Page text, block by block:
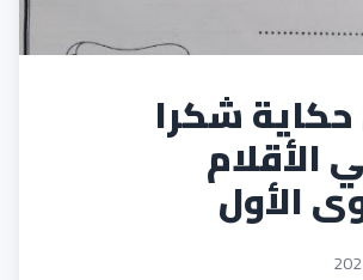
شكرا
الأقلام
الأول